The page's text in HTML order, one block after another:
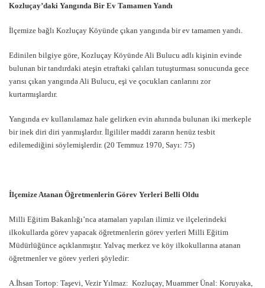
Kozluçay’daki Yangında Bir Ev Tamamen Yandı
İlçemize bağlı Kozluçay Köyünde çıkan yangında bir ev tamamen yandı.
Edinilen bilgiye göre, Kozluçay Köyünde Ali Bulucu adlı kişinin evinde
bulunan bir tandırdaki ateşin etraftaki çalıları tutuşturması sonucunda gece
yarısı çıkan yangında Ali Bulucu, eşi ve çocukları canlarını zor
kurtarmışlardır.
Yangında ev kullanılamaz hale gelirken evin ahırında bulunan iki merkeple
bir inek diri diri yanmışlardır. İlgililer maddi zararın henüz tesbit
edilemediğini söylemişlerdir. (20 Temmuz 1970, Sayı: 75)
İlçemize Atanan Öğretmenlerin Görev Yerleri Belli Oldu
Milli Eğitim Bakanlığı’nca atamaları yapılan ilimiz ve ilçelerindeki
ilkokullarda görev yapacak öğretmenlerin görev yerleri Milli Eğitim
Müdürlüğünce açıklanmıştır. Yalvaç merkez ve köy ilkokullarına atanan
öğretmenler ve görev yerleri şöyledir:
A.İhsan Tortop: Taşevi, Vezir Yılmaz: Kozluçay, Muammer Ünal: Koruyaka,